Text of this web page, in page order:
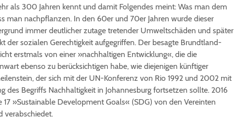
als 300 Jahren kennt und damit Folgendes meint: Was man dem
man nachpflanzen. In den 60er und 70er Jahren wurde dieser
immer deutlicher zutage tretender Umweltschäden und später
der sozialen Gerechtigkeit aufgegriffen. Der besagte Brundtland-
erstmals von einer »nachhaltigen Entwicklung«, die die
ebenso zu berücksichtigen habe, wie diejenigen künftiger
der sich mit der UN-Konferenz von Rio 1992 und 2002 mit
des Begriffs Nachhaltigkeit in Johannesburg fortsetzen sollte. 2016
17 »Sustainable Development Goals« (SDG) von den Vereinten
verabschiedet.